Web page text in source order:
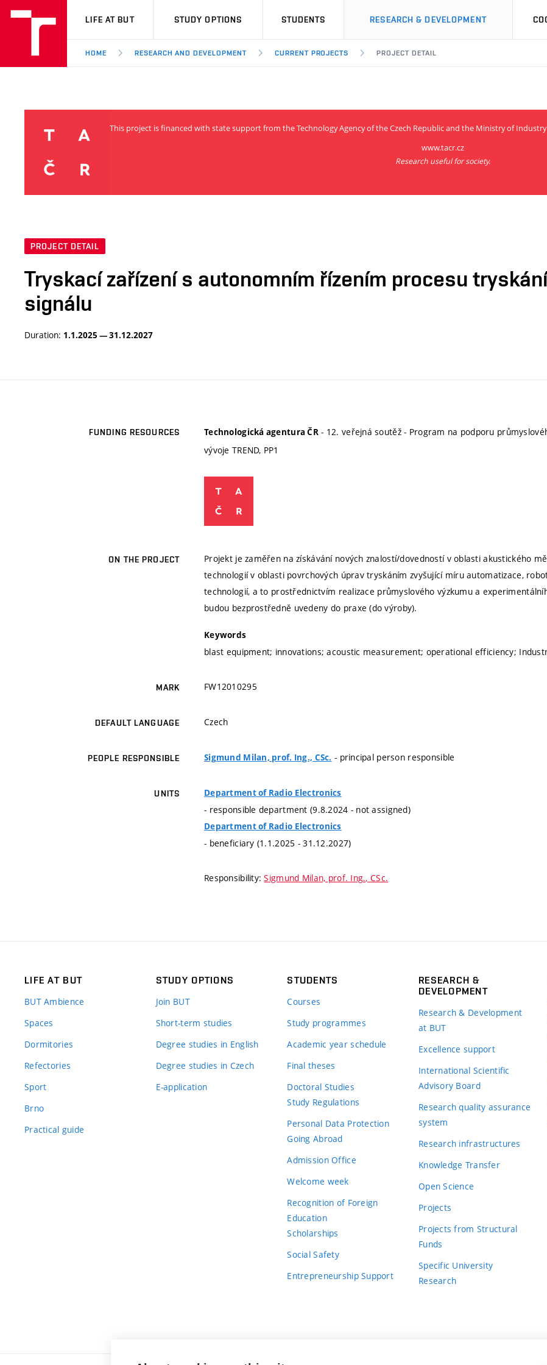
VUT
LIFE AT BUT STUDY OPTIONS STUDENTS RESEARCH & DEVELOPMENT
HOME RESEARCH AND DEVELOPMENT CURRENT PROJECTS PROJECT DETAIL
This project is financed with state support from the Technology Agency of the Czech Republic and the Ministry of
www.tacr.cz
Research useful for society.
PROJECT DETAIL
Tryskací zařízení s autonomním řízením procesu
signálu
Duration: 1.1.2025 — 31.12.2027
FUNDING RESOURCES Technologická agentura ČR - 12. veřejná soutěž - Program na podporu
vývoje TREND, PP1
ON THE PROJECT
Projekt je zaměřen na získávání nových znalostí/dovedností v oblasti akustického
technologií v oblasti povrchových úprav tryskáním zvyšující míru automatizace,
technologií, a to prostřednictvím realizace průmyslového výzkumu a
budou bezprostředně uvedeny do praxe (do výroby).
Keywords
blast equipment; innovations; acoustic measurement; operational efficiency;
MARK FW12010295
DEFAULT LANGUAGE Czech
PEOPLE RESPONSIBLE Sigmund Milan, prof. Ing., CSc. - principal person responsible
UNITS Department of Radio Electronics
- responsible department (9.8.2024 - not assigned)
Department of Radio Electronics
- beneficiary (1.1.2025 - 31.12.2027)
Responsibility:Sigmund Milan, prof. Ing., CSc.
LIFE AT BUT
BUT Ambience
Spaces
Dormitories
Refectories
Sport
Brno
Practical guide
STUDY OPTIONS
Join BUT
Short-term studies
Degree studies in English
Degree studies in Czech
E-application
STUDENTS
Courses
Study programmes
Academic year schedule
Final theses
Doctoral Studies
Study Regulations
Personal Data Protection
Going Abroad
Admission Office
Welcome week
Recognition of Foreign
Education
Scholarships
Social Safety
Entrepreneurship Support
RESEARCH &
DEVELOPMENT
Research & Development
at BUT
Excellence support
International Scientific
Advisory Board
Research quality assurance
system
Research infrastructures
Knowledge Transfer
Open Science
Projects
Projects from Structural
Funds
Specific University
Research